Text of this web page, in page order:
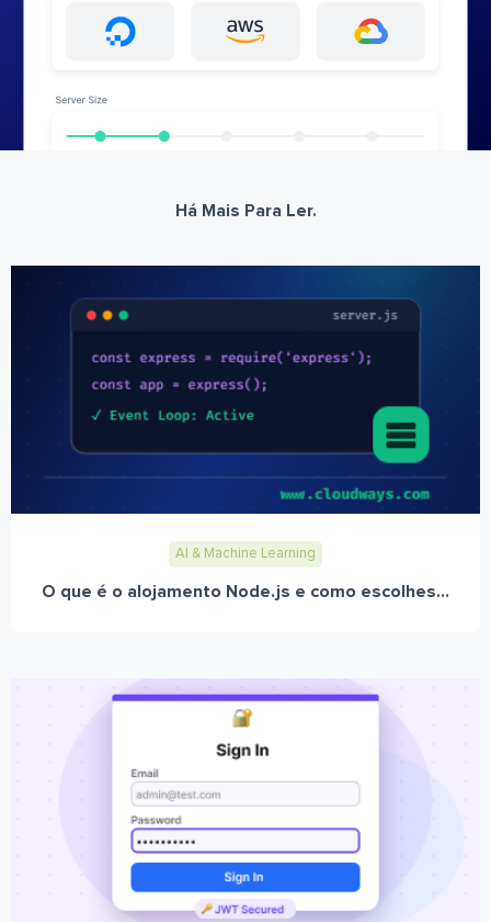
Há Mais Para Ler.
AI & Machine Learning
O que é o alojamento Node.js e como escolhes...